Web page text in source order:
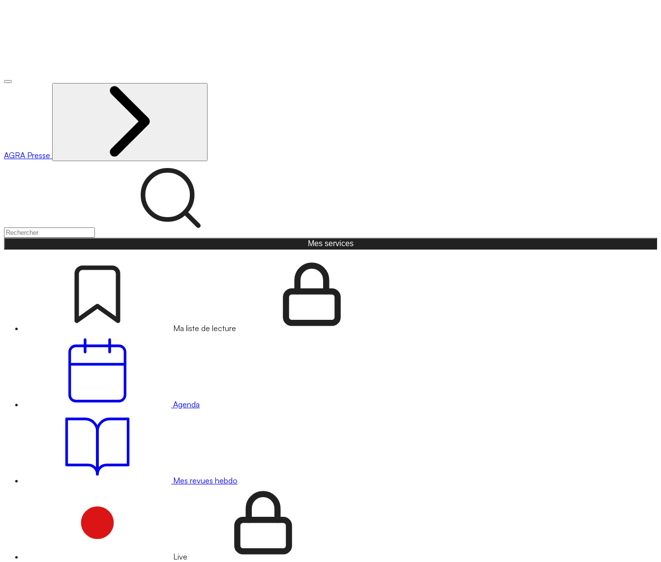
AGRA Presse
Mes services
Ma liste de lecture
Agenda
Mes revues hebdo
Live